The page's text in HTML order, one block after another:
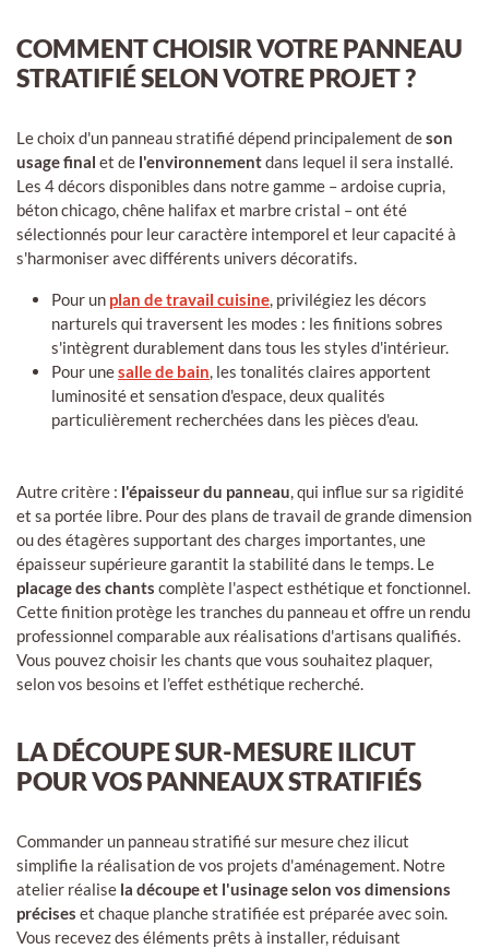
COMMENT CHOISIR VOTRE PANNEAU
STRATIFIÉ SELON VOTRE PROJET ?
Le choix d'un panneau stratifié dépend principalement deson
usage final et de l'environnementdans lequel il sera installé.
Les 4 décors disponibles dans notre gamme – ardoise cupria,
béton chicago, chêne halifax et marbre cristal – ont été
sélectionnés pour leur caractère intemporel et leur capacité à
s'harmoniser avec différents univers décoratifs.
Pour un plan de travail cuisine , privilégiez les décors
narturels qui traversent les modes : les finitions sobres
s'intègrent durablement dans tous les styles d'intérieur.
Pour unesalle de bain , les tonalités claires apportent
luminosité et sensation d'espace, deux qualités
particulièrement recherchées dans les pièces d'eau.
Autre critère : l'épaisseur du panneau , qui influe sur sa rigidité
et sa portée libre. Pour des plans de travail de grande dimension
ou des étagères supportant des charges importantes, une
épaisseur supérieure garantit la stabilité dans le temps. Le
placage des chants complète l'aspect esthétique et fonctionnel.
Cette finition protège les tranches du panneau et offre un rendu
professionnel comparable aux réalisations d'artisans qualifiés.
Vous pouvez choisir les chants que vous souhaitez plaquer,
selon vos besoins et l’effet esthétique recherché.
LA DÉCOUPE SUR-MESURE ILICUT
POUR VOS PANNEAUX STRATIFIÉS
Commander un panneau stratifié sur mesure chez ilicut
simplifie la réalisation de vos projets d'aménagement. Notre
atelier réalise la découpe et l'usinage selon vos dimensions
précises et chaque planche stratifiée est préparée avec soin.
Vous recevez des éléments prêts à installer, réduisant